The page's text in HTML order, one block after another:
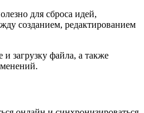
для сброса идей,
созданием, редактированием
загрузку файла, а также